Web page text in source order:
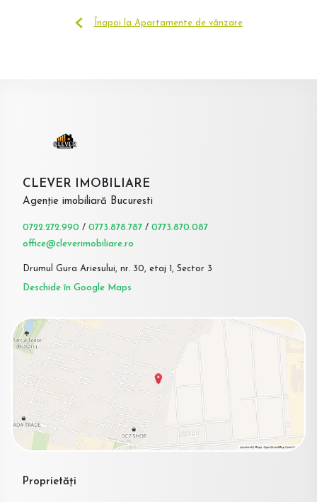
Înapoi la Apartamente de vânzare
CLEVER IMOBILIARE
Agenție imobiliară Bucuresti
0722.272.990 / 0773.878.787 / 0773.870.087
office@cleverimobiliare.ro
Drumul Gura Ariesului, nr. 30, etaj 1, Sector 3
Deschide în Google Maps
Proprietăți